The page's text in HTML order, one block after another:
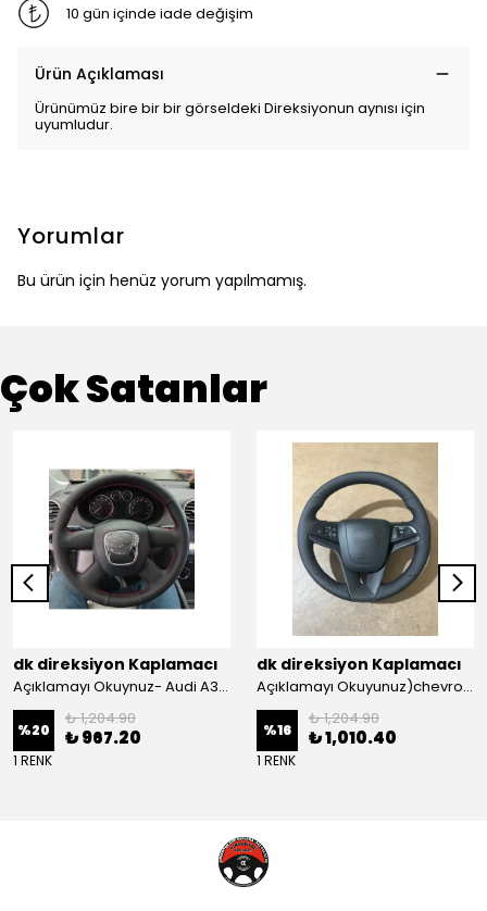
10 gün içinde iade değişim
Ürün Açıklaması
Ürünümüz bire bir bir görseldeki Direksiyonun aynısı için
uyumludur.
Yorumlar
Bu ürün için henüz yorum yapılmamış.
Çok Satanlar
dk direksiyon Kaplamacı
Açıklamayı Okuynuz- Audi A3 Sportback Araca Özel Direksiyon Kılıfı Kırmızı Ipli
%20
₺ 1,204.90
₺ 967.20
1 RENK
dk direksiyon Kaplamacı
Açıklamayı Okuyunuz)chevrolet Aveo Lt-ls Araca Özel Direksiyon Kılıfı (plastik Kapaksız Direksiyon
%16
₺ 1,204.90
₺ 1,010.40
1 RENK